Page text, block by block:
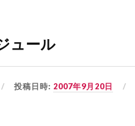
ュール
投稿日時: 2007年9月20日